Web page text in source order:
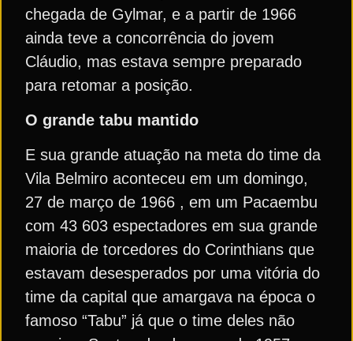
chegada de Gylmar, e a partir de 1966
ainda teve a concorrência do jovem
Cláudio, mas estava sempre preparado
para retomar a posição.
O grande tabu mantido
E sua grande atuação na meta do time da
Vila Belmiro aconteceu em um domingo,
27 de março de 1966 , em um Pacaembu
com 43 603 espectadores em sua grande
maioria de torcedores do Corinthians que
estavam desesperados por uma vitória do
time da capital que amargava na época o
famoso “Tabu” já que o time deles não